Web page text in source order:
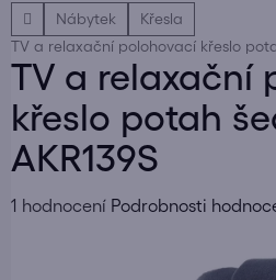
DomůNábytek
Křesla
TV a relaxační polohovací křeslo
TV a relaxační
křeslo potah
AKR139S
Průměrné
1 hodnocení Podrobnosti